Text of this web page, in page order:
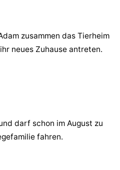
zusammen das Tierheim
neues Zuhause antreten.
darf schon im August zu
fahren.